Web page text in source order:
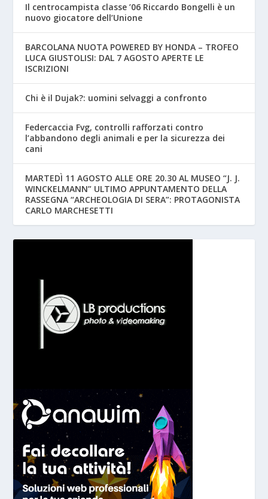
Il centrocampista classe ’06 Riccardo Bongelli è un
nuovo giocatore dell’Unione
BARCOLANA NUOTA POWERED BY HONDA – TROFEO
LUCA GIUSTOLISI: DAL 7 AGOSTO APERTE LE
ISCRIZIONI
Chi è il Dujak?: uomini selvaggi a confronto
Federcaccia Fvg, controlli rafforzati contro
l’abbandono degli animali e per la sicurezza dei
cani
MARTEDÌ 11 AGOSTO ALLE ORE 20.30 AL MUSEO “J. J.
WINCKELMANN” ULTIMO APPUNTAMENTO DELLA
RASSEGNA “ARCHEOLOGIA DI SERA”: PROTAGONISTA
CARLO MARCHESETTI